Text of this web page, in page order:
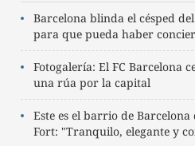
Barcelona blinda el césped
para que pueda haber
Fotogalería: El FC Barcelona
una rúa por la capital
Este es el barrio de
Fort: "Tranquilo, elegante y